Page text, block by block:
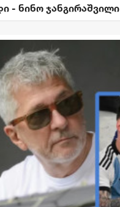
- ნინო ჯანგირაშვილი